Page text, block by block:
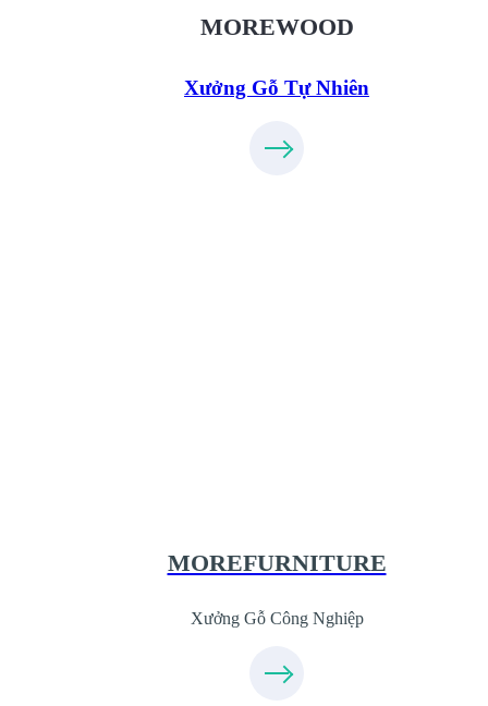
MOREWOOD
Xưởng Gỗ Tự Nhiên
MOREFURNITURE
Xưởng Gỗ Công Nghiệp